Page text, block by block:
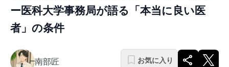
ー医科大学事務局が語る「本当に良い医
者」の条件
南部匠 お気に入り